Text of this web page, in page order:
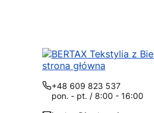
+48 609 823 537
pon. - pt. / 8:00 - 16:00